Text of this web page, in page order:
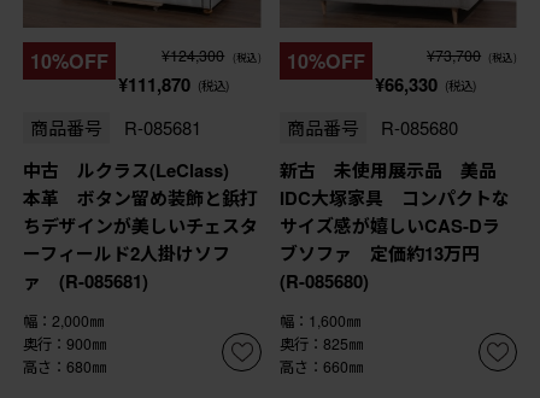
10%OFF ¥124,300 (税込)
¥111,870 (税込)
商品番号 R-085681
中古 ルクラス(LeClass)
本革 ボタン留め装飾と鋲打
ちデザインが美しいチェスタ
ーフィールド2人掛けソフ
ァ (R-085681)
幅：2,000㎜
奥行：900㎜
高さ：680㎜
10%OFF ¥73,700 (税込)
¥66,330 (税込)
商品番号 R-085680
新古 未使用展示品 美品
IDC大塚家具 コンパクトな
サイズ感が嬉しいCAS-Dラ
ブソファ 定価約13万円
(R-085680)
幅：1,600㎜
奥行：825㎜
高さ：660㎜